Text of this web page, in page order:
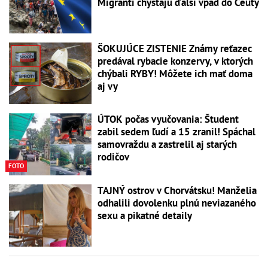
ŠOKUJÚCE ZISTENIE Známy reťazec
predával rybacie konzervy, v ktorých
chýbali RYBY! Môžete ich mať doma
aj vy
FOTO
ÚTOK počas vyučovania: Študent
zabil sedem ľudí a 15 zranil! Spáchal
samovraždu a zastrelil aj starých
rodičov
TAJNÝ ostrov v Chorvátsku! Manželia
odhalili dovolenku plnú neviazaného
sexu a pikatné detaily